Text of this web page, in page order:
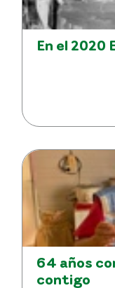
En el 2020
64 años
contigo